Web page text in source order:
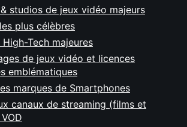
studios de jeux vidéo majeurs
plus célèbres
High-Tech majeures
de jeux vidéo et licences
emblématiques
marques de Smartphones
canaux de streaming (films et